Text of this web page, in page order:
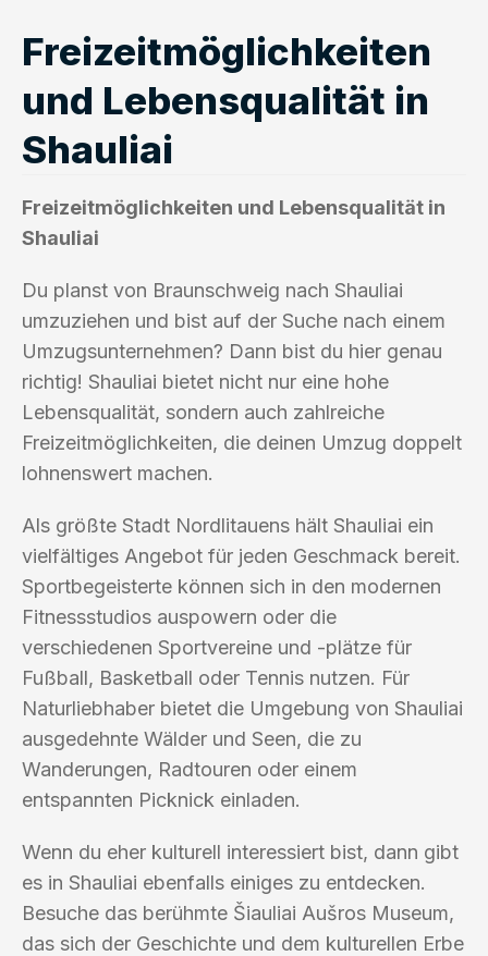
Freizeitmöglichkeiten
und Lebensqualität in
Shauliai
Freizeitmöglichkeiten und Lebensqualität in
Shauliai
Du planst von Braunschweig nach Shauliai
umzuziehen und bist auf der Suche nach einem
Umzugsunternehmen? Dann bist du hier genau
richtig! Shauliai bietet nicht nur eine hohe
Lebensqualität, sondern auch zahlreiche
Freizeitmöglichkeiten, die deinen Umzug doppelt
lohnenswert machen.
Als größte Stadt Nordlitauens hält Shauliai ein
vielfältiges Angebot für jeden Geschmack bereit.
Sportbegeisterte können sich in den modernen
Fitnessstudios auspowern oder die
verschiedenen Sportvereine und -plätze für
Fußball, Basketball oder Tennis nutzen. Für
Naturliebhaber bietet die Umgebung von Shauliai
ausgedehnte Wälder und Seen, die zu
Wanderungen, Radtouren oder einem
entspannten Picknick einladen.
Wenn du eher kulturell interessiert bist, dann gibt
es in Shauliai ebenfalls einiges zu entdecken.
Besuche das berühmte Šiauliai Aušros Museum,
das sich der Geschichte und dem kulturellen Erbe